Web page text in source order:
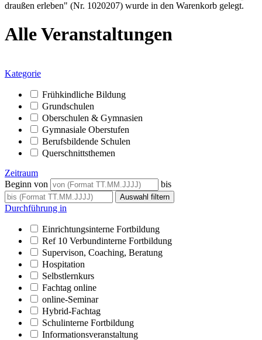
draußen erleben" (Nr. 1020207) wurde in den Warenkorb gelegt.
Alle Veranstaltungen
Kategorie
Frühkindliche Bildung
Grundschulen
Oberschulen & Gymnasien
Gymnasiale Oberstufen
Berufsbildende Schulen
Querschnittsthemen
Zeitraum
Beginn von
bis
Durchführung in
Einrichtungsinterne Fortbildung
Ref 10 Verbundinterne Fortbildung
Supervison, Coaching, Beratung
Hospitation
Selbstlernkurs
Fachtag online
online-Seminar
Hybrid-Fachtag
Schulinterne Fortbildung
Informationsveranstaltung